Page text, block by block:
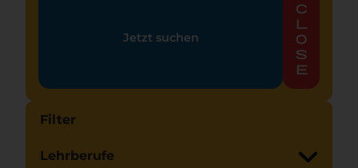
Jetzt suchen
c
l
o
s
e
Filter
Lehrberufe